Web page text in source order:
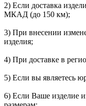
2) Если доставка
МКАД (до 150 км);
3) При внесении
изделия;
4) При доставке в
5) Если вы являетесь
6) Если Ваше изделие